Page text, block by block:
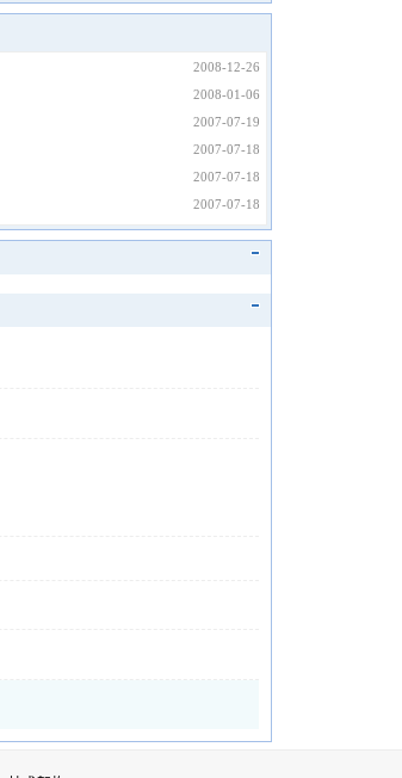
2008-12-26
2008-01-06
2007-07-19
2007-07-18
2007-07-18
2007-07-18